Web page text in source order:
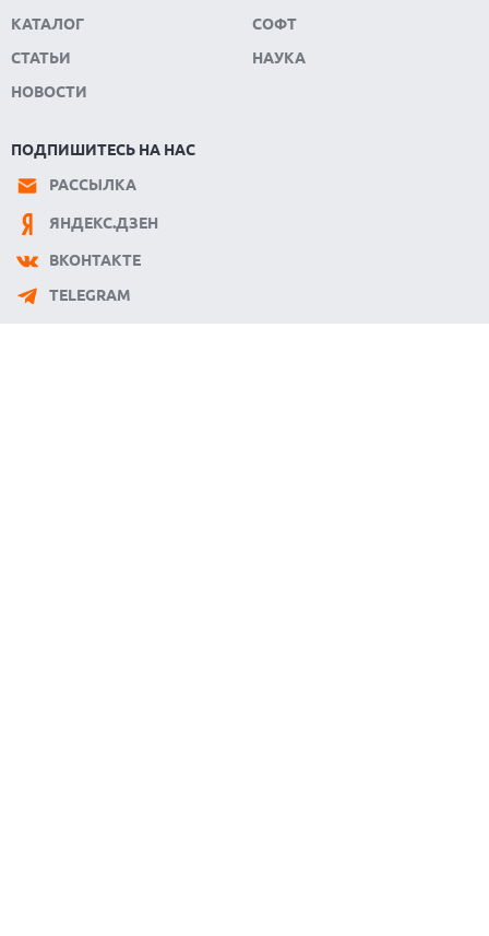
КАТАЛОГ
СТАТЬИ
НОВОСТИ
СОФТ
НАУКА
ПОДПИШИТЕСЬ НА НАС
РАССЫЛКА
ЯНДЕКС.ДЗЕН
ВКОНТАКТЕ
TELEGRAM